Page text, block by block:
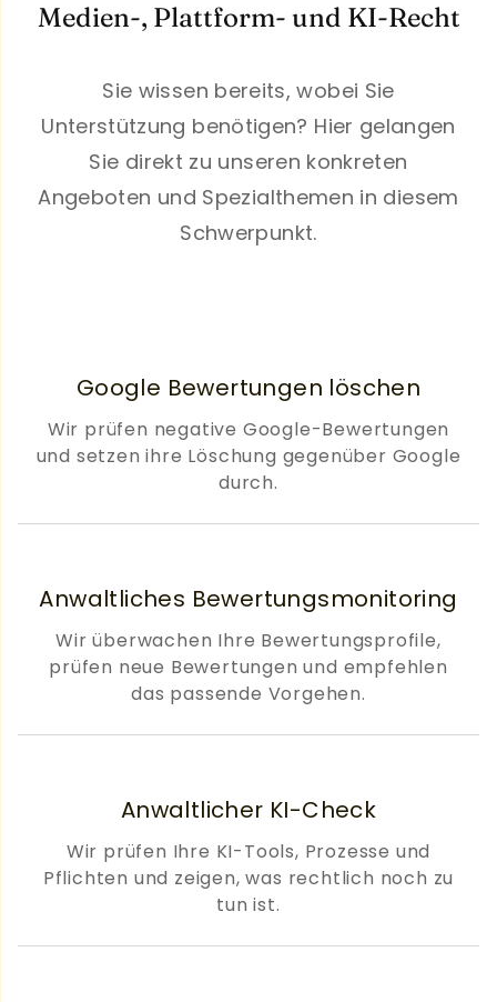
Medien-, Plattform- und KI-Recht
Sie wissen bereits, wobei Sie
Unterstützung benötigen? Hier gelangen
Sie direkt zu unseren konkreten
Angeboten und Spezialthemen in diesem
Schwerpunkt.
Google Bewertungen löschen
Wir prüfen negative Google-Bewertungen
und setzen ihre Löschung gegenüber Google
durch.
Anwaltliches Bewertungsmonitoring
Wir überwachen Ihre Bewertungsprofile,
prüfen neue Bewertungen und empfehlen
das passende Vorgehen.
Anwaltlicher KI-Check
Wir prüfen Ihre KI-Tools, Prozesse und
Pflichten und zeigen, was rechtlich noch zu
tun ist.